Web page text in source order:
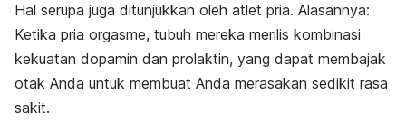
Hal serupa juga ditunjukkan oleh atlet pria. Alasannya:
Ketika pria orgasme, tubuh mereka merilis kombinasi
kekuatan dopamin dan prolaktin, yang dapat membajak
otak Anda untuk membuat Anda merasakan sedikit rasa
sakit.